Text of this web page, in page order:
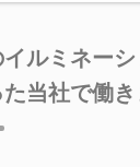
イルミネー
当社で働き